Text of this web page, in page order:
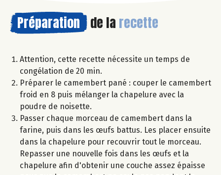
Préparation de la recette
Attention, cette recette nécessite un temps de
congélation de 20 min.
Préparer le camembert pané : couper le camembert
froid en 8 puis mélanger la chapelure avec la
poudre de noisette.
Passer chaque morceau de camembert dans la
farine, puis dans les œufs battus. Les placer ensuite
dans la chapelure pour recouvrir tout le morceau.
Repasser une nouvelle fois dans les œufs et la
chapelure afin d'obtenir une couche assez épaisse